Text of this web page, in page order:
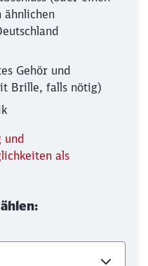
ähnlichen
Gehör und
Brille, falls nötig)
und
als